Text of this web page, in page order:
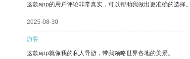
这款app的用户评论非常真实，可以帮助我做出更准确的选择。
2025-08-30
游客
这款app就像我的私人导游，带我领略世界各地的美景。